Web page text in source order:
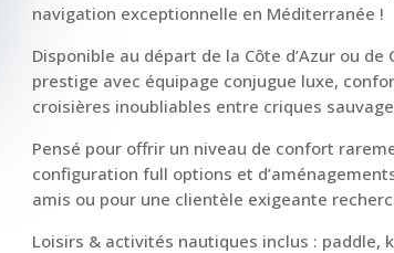
navigation exceptionnelle en Méditerranée !
Disponible au départ de la Côte d’Azur ou
prestige avec équipage conjugue luxe,
croisières inoubliables entre criques
Pensé pour offrir un niveau de confort
configuration full options et
amis ou pour une clientèle exigeante
Loisirs & activités nautiques inclus :